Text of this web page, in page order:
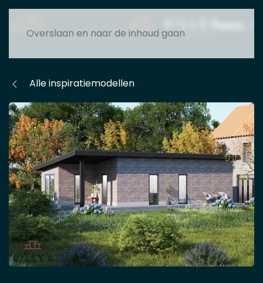
Overslaan en naar de inhoud gaan
Alle inspiratiemodellen